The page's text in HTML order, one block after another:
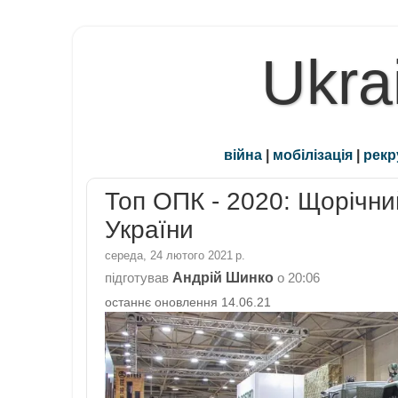
війна | мобілізація |
Топ ОПК - 2020:
України
середа, 24 лютого 2021 р.
підготував Андрій Шинко о 20:06
останнє оновлення 14.06.21